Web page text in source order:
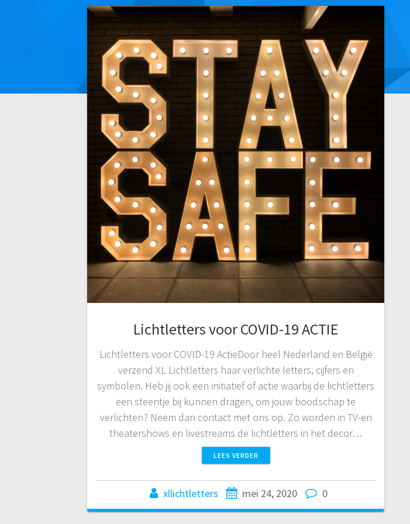
Lichtletters voor COVID-19 ACTIE
Lichtletters voor COVID-19 ActieDoor heel Nederland en België
verzend XL Lichtletters haar verlichte letters, cijfers en
symbolen. Heb jij ook een initiatief of actie waarbij de lichtletters
een steentje bij kunnen dragen, om jouw boodschap te
verlichten? Neem dan contact met ons op. Zo worden in TV-en
theatershows en livestreams de lichtletters in het decor…
LEES VERDER
xllichtletters mei 24, 2020 0